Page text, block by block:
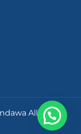
All Rights